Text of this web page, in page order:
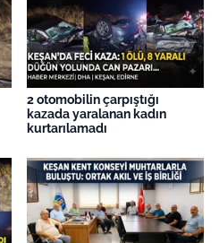
2 otomobilin çarpıştığı
kazada yaralanan kadın
kurtarılamadı